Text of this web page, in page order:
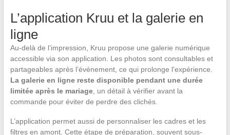
L’application Kruu et la galerie en
ligne
Au-delà de l’impression, Kruu propose une galerie numérique
accessible via son application. Les photos sont consultables et
partageables après l’événement, ce qui prolonge l’expérience.
La galerie en ligne reste disponible pendant une durée
limitée après le mariage, un détail à vérifier avant la
commande pour éviter de perdre des clichés.
L’application permet aussi de personnaliser les cadres et les
filtres en amont. Cette étape de préparation, souvent sous-